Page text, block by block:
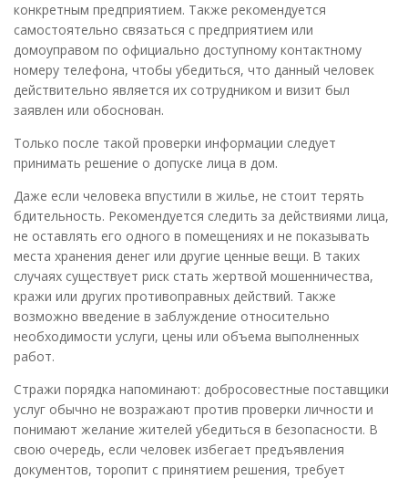
конкретным предприятием. Также рекомендуется
самостоятельно связаться с предприятием или
домоуправом по официально доступному контактному
номеру телефона, чтобы убедиться, что данный человек
действительно является их сотрудником и визит был
заявлен или обоснован.
Только после такой проверки информации следует
принимать решение о допуске лица в дом.
Даже если человека впустили в жилье, не стоит терять
бдительность. Рекомендуется следить за действиями лица,
не оставлять его одного в помещениях и не показывать
места хранения денег или другие ценные вещи. В таких
случаях существует риск стать жертвой мошенничества,
кражи или других противоправных действий. Также
возможно введение в заблуждение относительно
необходимости услуги, цены или объема выполненных
работ.
Стражи порядка напоминают: добросовестные поставщики
услуг обычно не возражают против проверки личности и
понимают желание жителей убедиться в безопасности. В
свою очередь, если человек избегает предъявления
документов, торопит с принятием решения, требует